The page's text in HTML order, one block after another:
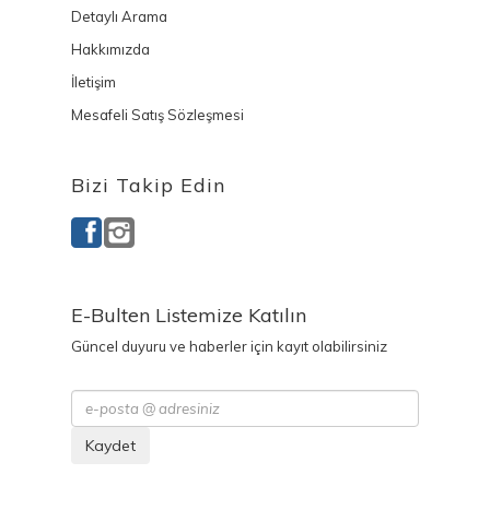
Detaylı Arama
Hakkımızda
İletişim
Mesafeli Satış Sözleşmesi
Bizi Takip Edin
E-Bulten Listemize Katılın
Güncel duyuru ve haberler için kayıt olabilirsiniz
Kaydet